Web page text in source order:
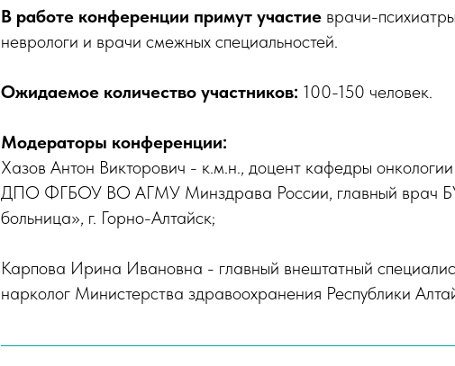
В работе конференции примут участие врачи-
неврологи и врачи смежных специальностей.
Ожидаемое количество участников: 100-150 человек.
Модераторы конференции:
Хазов Антон Викторович - к.м.н., доцент кафедры
ДПО ФГБОУ ВО АГМУ Минздрава России, главный врач
больница», г. Горно-Алтайск;
Карпова Ирина Ивановна - главный внештатный
нарколог Министерства здравоохранения Республики